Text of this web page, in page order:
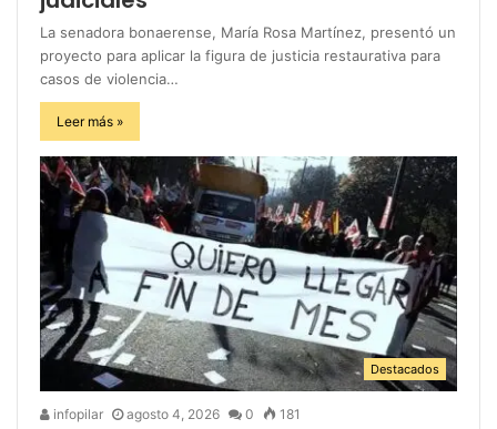
La senadora bonaerense, María Rosa Martínez, presentó un
proyecto para aplicar la figura de justicia restaurativa para
casos de violencia…
Leer más »
Destacados
infopilar agosto 4, 2026 0 181